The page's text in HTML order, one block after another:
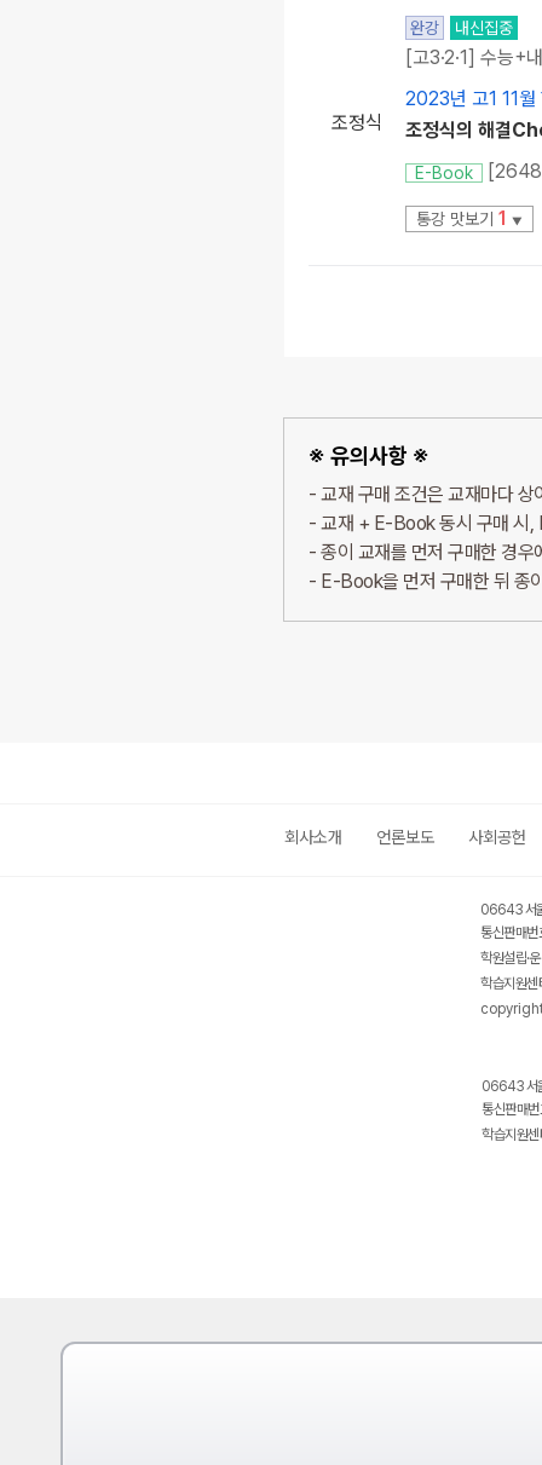
조정식
완강 내신집중
[고3·2·1] 수능+
2023년 고1 11월
조정식의 해결
E-Book
통강 맛보기 1 ▼
※ 유의사항 ※
교재 구매 조건은 교재마다
교재 + E-Book 동시 구매 시
종이 교재를 먼저 구매한 경
E-Book을 먼저 구매한 뒤 종
회사소개 언론보도 사회공헌
06643 서
통신판매
학원설립·
학습지원
06643 서
통신판매
학습지원